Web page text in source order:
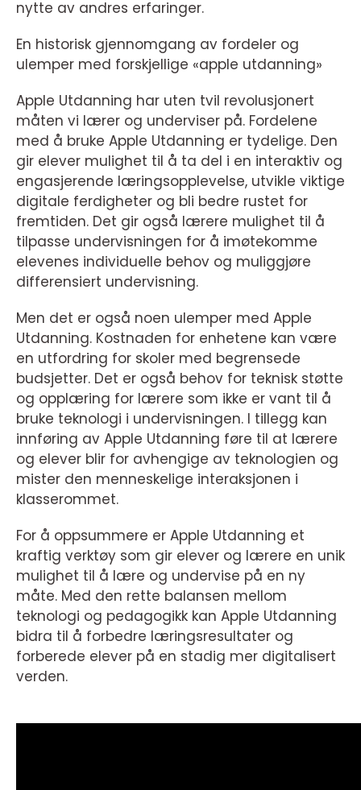
nytte av andres erfaringer.
En historisk gjennomgang av fordeler og
ulemper med forskjellige «apple utdanning»
Apple Utdanning har uten tvil revolusjonert
måten vi lærer og underviser på. Fordelene
med å bruke Apple Utdanning er tydelige. Den
gir elever mulighet til å ta del i en interaktiv og
engasjerende læringsopplevelse, utvikle viktige
digitale ferdigheter og bli bedre rustet for
fremtiden. Det gir også lærere mulighet til å
tilpasse undervisningen for å imøtekomme
elevenes individuelle behov og muliggjøre
differensiert undervisning.
Men det er også noen ulemper med Apple
Utdanning. Kostnaden for enhetene kan være
en utfordring for skoler med begrensede
budsjetter. Det er også behov for teknisk støtte
og opplæring for lærere som ikke er vant til å
bruke teknologi i undervisningen. I tillegg kan
innføring av Apple Utdanning føre til at lærere
og elever blir for avhengige av teknologien og
mister den menneskelige interaksjonen i
klasserommet.
For å oppsummere er Apple Utdanning et
kraftig verktøy som gir elever og lærere en unik
mulighet til å lære og undervise på en ny
måte. Med den rette balansen mellom
teknologi og pedagogikk kan Apple Utdanning
bidra til å forbedre læringsresultater og
forberede elever på en stadig mer digitalisert
verden.